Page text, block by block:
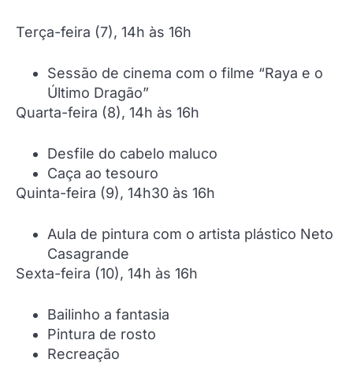
Terça-feira (7), 14h às 16h
Sessão de cinema com o filme “Raya e o
Último Dragão”
Quarta-feira (8), 14h às 16h
Desfile do cabelo maluco
Caça ao tesouro
Quinta-feira (9), 14h30 às 16h
Aula de pintura com o artista plástico Neto
Casagrande
Sexta-feira (10), 14h às 16h
Bailinho a fantasia
Pintura de rosto
Recreação